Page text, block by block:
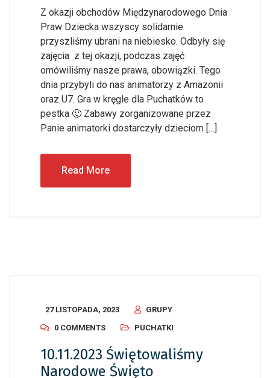
Z okazji obchodów Międzynarodowego Dnia
Praw Dziecka wszyscy solidarnie
przyszliśmy ubrani na niebiesko. Odbyły się
zajęcia z tej okazji, podczas zajęć
omówiliśmy nasze prawa, obowiązki. Tego
dnia przybyli do nas animatorzy z Amazonii
oraz U7. Gra w kręgle dla Puchatków to
pestka 🙂 Zabawy zorganizowane przez
Panie animatorki dostarczyły dzieciom […]
Read More
27 LISTOPADA, 2023
GRUPY
0 COMMENTS
PUCHATKI
10.11.2023 Świętowaliśmy
Narodowe Święto